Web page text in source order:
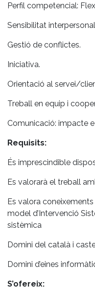
Perfil competencial:
Sensibilitat
Gestió de conflictes.
Iniciativa.
Orientació al servei/
Treball en equip i
Comunicació: impacte
Requisits:
És imprescindible
Es valorarà el treball
Es valora
model d’Intervenció
sistèmica
Domini del català i
Domini d’eines
S’ofereix: